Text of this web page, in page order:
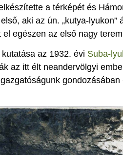
a térképét és
aki az ún. „kutya-lyukon”
el egészen az első nagy
az 1932. évi Suba-
az itt élt neandervölgyi
gondozásában